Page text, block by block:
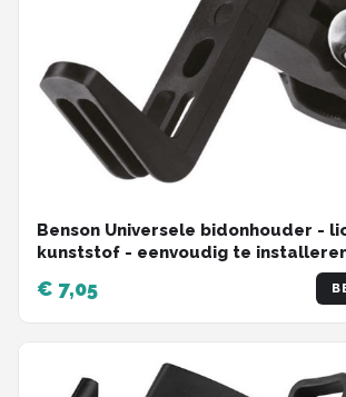
Benson Universele bidonhouder -
kunststof - eenvoudig te
€ 7,05